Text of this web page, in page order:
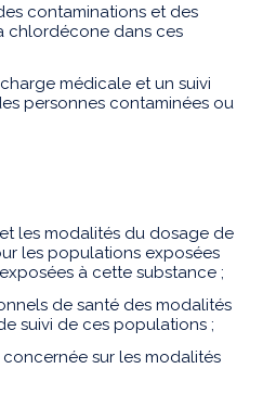
contaminations et des
chlordécone dans ces
médicale et un suivi
personnes contaminées ou
les modalités du dosage de
les populations exposées
à cette substance ;
de santé des modalités
suivi de ces populations ;
sur les modalités